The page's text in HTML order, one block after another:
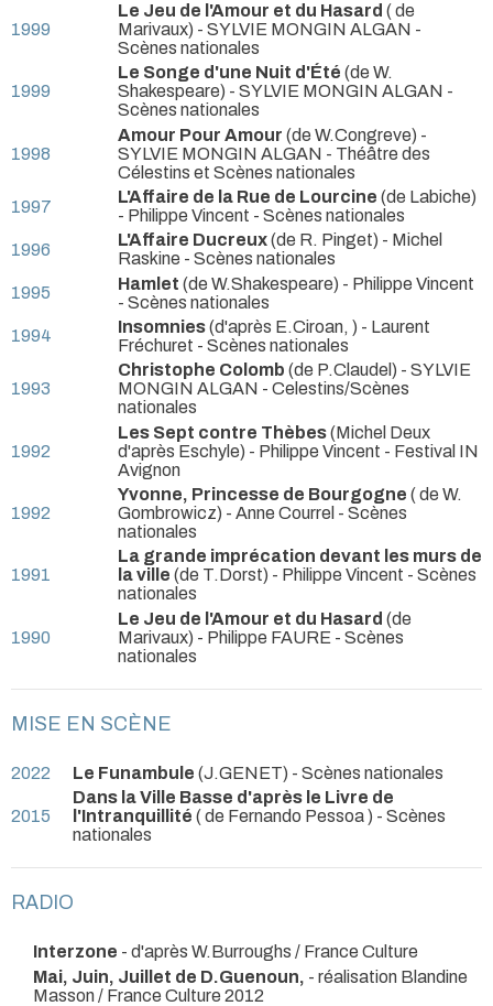
1999
Le Jeu de l'Amour et du Hasard ( de
Marivaux) - SYLVIE MONGIN ALGAN -
Scènes nationales
1999
Le Songe d'une Nuit d'Été (de W.
Shakespeare) - SYLVIE MONGIN ALGAN -
Scènes nationales
1998
Amour Pour Amour (de W.Congreve) -
SYLVIE MONGIN ALGAN - Théâtre des
Célestins et Scènes nationales
1997
L'Affaire de la Rue de Lourcine (de Labiche)
- Philippe Vincent - Scènes nationales
1996
L'Affaire Ducreux(de R. Pinget) - Michel
Raskine - Scènes nationales
1995
Hamlet (de W.Shakespeare) - Philippe Vincent
- Scènes nationales
1994
Insomnies(d'après E.Ciroan, ) - Laurent
Fréchuret - Scènes nationales
1993
Christophe Colomb (de P.Claudel) - SYLVIE
MONGIN ALGAN - Celestins/Scènes
nationales
1992
Les Sept contre Thèbes(Michel Deux
d'après Eschyle) - Philippe Vincent - Festival IN
Avignon
1992
Yvonne, Princesse de Bourgogne ( de W.
Gombrowicz) - Anne Courrel - Scènes
nationales
1991
La grande imprécation devant les murs de
la ville (de T.Dorst) - Philippe Vincent - Scènes
nationales
1990
Le Jeu de l'Amour et du Hasard (de
Marivaux) - Philippe FAURE - Scènes
nationales
MISE EN SCÈNE
2022 Le Funambule (J.GENET) - Scènes nationales
2015
Dans la Ville Basse d'après le Livre de
l'Intranquillité ( de Fernando Pessoa ) - Scènes
nationales
RADIO
Interzone - d'après W.Burroughs / France Culture
Mai, Juin, Juillet de D.Guenoun, - réalisation Blandine
Masson / France Culture 2012